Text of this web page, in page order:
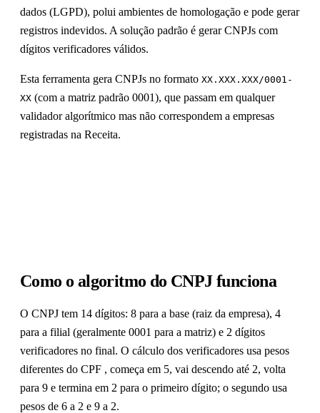
dados (LGPD), polui ambientes de homologação e pode gerar
registros indevidos. A solução padrão é gerar CNPJs com
dígitos verificadores válidos.
Esta ferramenta gera CNPJs no formato XX.XXX.XXX/0001-
XX (com a matriz padrão 0001), que passam em qualquer
validador algorítmico mas não correspondem a empresas
registradas na Receita.
Como o algoritmo do CNPJ funciona
O CNPJ tem 14 dígitos: 8 para a base (raiz da empresa), 4
para a filial (geralmente 0001 para a matriz) e 2 dígitos
verificadores no final. O cálculo dos verificadores usa pesos
diferentes do CPF , começa em 5, vai descendo até 2, volta
para 9 e termina em 2 para o primeiro dígito; o segundo usa
pesos de 6 a 2 e 9 a 2.